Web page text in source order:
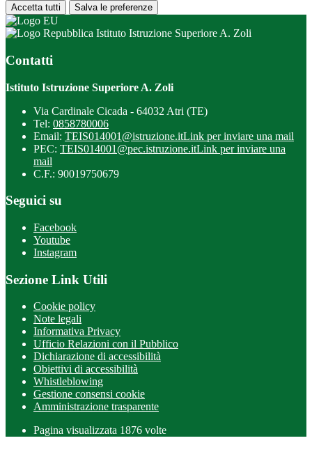
Accetta tutti Salva le preferenze
Istituto Istruzione Superiore A. Zoli
Contatti
Istituto Istruzione Superiore A. Zoli
Via Cardinale Cicada - 64032 Atri (TE)
Tel: 0858780006
Email: TEIS014001@istruzione.itLink per inviare una mail
PEC: TEIS014001@pec.istruzione.itLink per inviare una
mail
C.F.: 90019750679
Seguici su
Facebook
Youtube
Instagram
Sezione Link Utili
Cookie policy
Note legali
Informativa Privacy
Ufficio Relazioni con il Pubblico
Dichiarazione di accessibilità
Obiettivi di accessibilità
Whistleblowing
Gestione consensi cookie
Amministrazione trasparente
Pagina visualizzata 1876 volte